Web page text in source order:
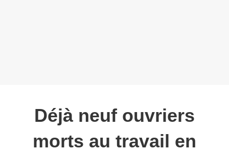
Déjà neuf ouvriers
morts au travail en